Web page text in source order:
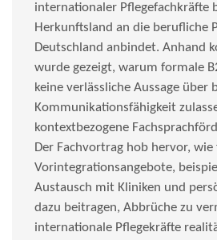
internationaler Pflegefachkräfte
Herkunftsland an die berufliche
Deutschland anbindet. Anhand
wurde gezeigt, warum formale
keine verlässliche Aussage über
Kommunikationsfähigkeit
kontextbezogene
Der Fachvortrag hob hervor, wie
Vorintegrationsangebote,
Austausch mit Kliniken und
dazu beitragen, Abbrüche zu
internationale Pflegekräfte